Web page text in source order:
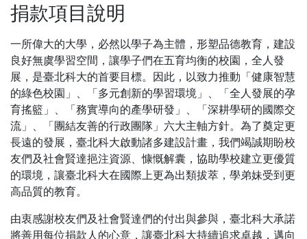
捐款項目說明
一所偉大的大學，必然以學子為主體，形塑品德教育，建設
良好無虞學習空間，讓學子們在五育均衡的校園，全人發
展，是臺北科大的首要目標。因此，以致力推動「健康智慧
的綠色校園」、「多元創新的學習環境」、「全人發展的孕
育搖籃」、「務實導向的產學研發」、「深耕學研的國際交
流」、「團結友善的行政團隊」六大主軸方針。為了奠定更
長遠的發展，臺北科大啟動諸多建設計畫，我們竭誠期盼校
友們及社會賢達挹注資源、慷慨解囊，協助學校建立更優質
的環境，讓臺北科大在國際上更為出類拔萃，學弟妹受到更
高品質的教育。
由衷感謝校友們及社會賢達們的付出與參與，臺北科大承諾
將善用每位捐款人的心意，讓臺北科大持續追求卓越，邁向